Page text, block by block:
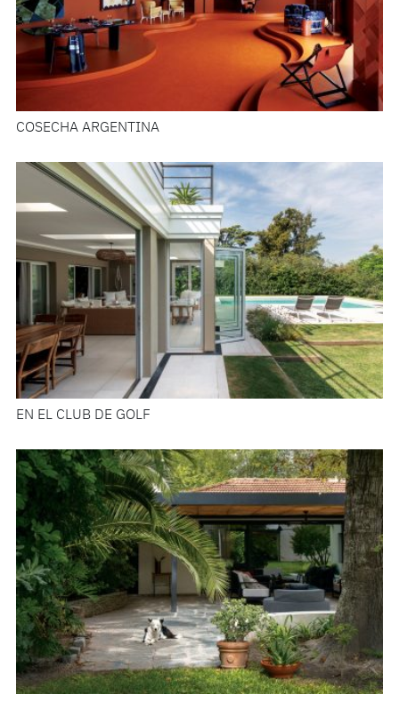
COSECHA ARGENTINA
EN EL CLUB DE GOLF